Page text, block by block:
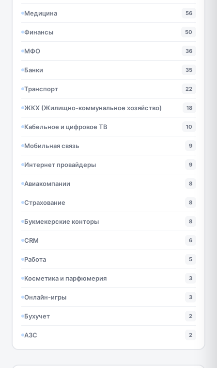
Медицина 56
Финансы 50
МФО 36
Банки 35
Транспорт 22
ЖКХ (Жилищно-коммунальное хозяйство) 18
Кабельное и цифровое ТВ 10
Мобильная связь 9
Интернет провайдеры 9
Авиакомпании 8
Страхование 8
Букмекерские конторы 8
CRM 6
Работа 5
Косметика и парфюмерия 3
Онлайн-игры 3
Бухучет 2
АЗС 2